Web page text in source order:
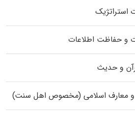
استراتژیک
و حفاظت اطلاعات
و حدیث
و معارف اسلامی (مخصوص اهل سنت)